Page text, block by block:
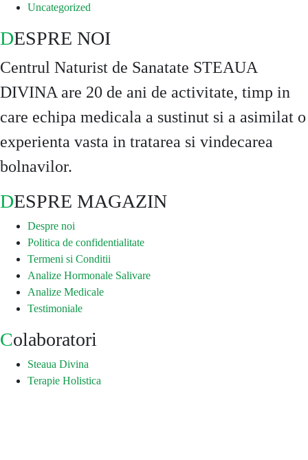
Uncategorized
DESPRE NOI
Centrul Naturist de Sanatate STEAUA
DIVINA are 20 de ani de activitate, timp in
care echipa medicala a sustinut si a asimilat o
experienta vasta in tratarea si vindecarea
bolnavilor.
DESPRE MAGAZIN
Despre noi
Politica de confidentialitate
Termeni si Conditii
Analize Hormonale Salivare
Analize Medicale
Testimoniale
Colaboratori
Steaua Divina
Terapie Holistica